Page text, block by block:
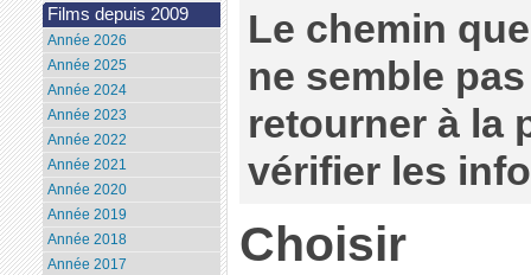
Le chemin
ne semble
retourner à la
vérifier les
Choisir
Films depuis 2009
Année 2026
Année 2025
Année 2024
Année 2023
Année 2022
Année 2021
Année 2020
Année 2019
Année 2018
Année 2017